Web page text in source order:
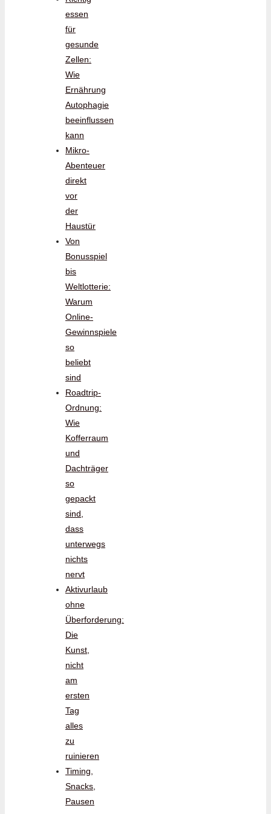
essen
für
gesunde
Zellen:
Wie
Ernährung
Autophagie
beeinflussen
kann
Mikro-
Abenteuer
direkt
vor
der
Haustür
Von
Bonusspiel
bis
Weltlotterie:
Warum
Online-
Gewinnspiele
so
beliebt
sind
Roadtrip-
Ordnung:
Wie
Kofferraum
und
Dachträger
so
gepackt
sind,
dass
unterwegs
nichts
nervt
Aktivurlaub
ohne
Überforderung:
Die
Kunst,
nicht
am
ersten
Tag
alles
zu
ruinieren
Timing,
Snacks,
Pausen